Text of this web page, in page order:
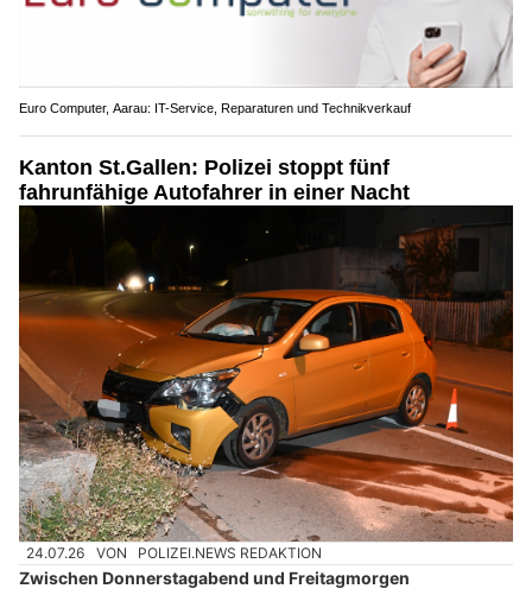
Euro Computer, Aarau: IT-Service, Reparaturen und Technikverkauf
Kanton St.Gallen: Polizei stoppt fünf
fahrunfähige Autofahrer in einer Nacht
24.07.26 VON POLIZEI.NEWS REDAKTION
Zwischen Donnerstagabend und Freitagmorgen